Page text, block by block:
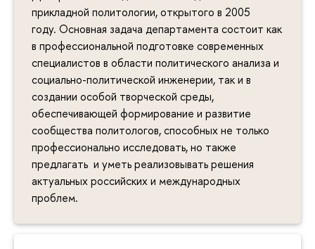
прикладной политологии, открытого в 2005
году. Основная задача департамента состоит как
в профессиональной подготовке современных
специалистов в области политического анализа и
социально-политической инженерии, так и в
создании особой творческой среды,
обеспечивающей формирование и развитие
сообщества политологов, способных не только
профессионально исследовать, но также
предлагать и уметь реализовывать решения
актуальных российских и международных
проблем.